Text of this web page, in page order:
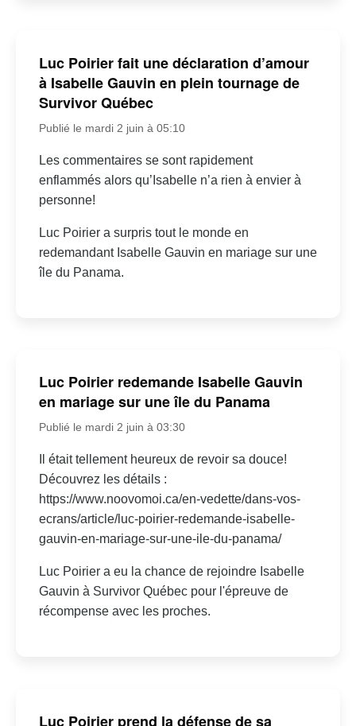
Luc Poirier fait une déclaration d’amour
à Isabelle Gauvin en plein tournage de
Survivor Québec
Publié le mardi 2 juin à 05:10
Les commentaires se sont rapidement
enflammés alors qu’Isabelle n’a rien à envier à
personne!
Luc Poirier a surpris tout le monde en
redemandant Isabelle Gauvin en mariage sur une
île du Panama.
Luc Poirier redemande Isabelle Gauvin
en mariage sur une île du Panama
Publié le mardi 2 juin à 03:30
Il était tellement heureux de revoir sa douce!
Découvrez les détails :
https://www.noovomoi.ca/en-vedette/dans-vos-
ecrans/article/luc-poirier-redemande-isabelle-
gauvin-en-mariage-sur-une-ile-du-panama/
Luc Poirier a eu la chance de rejoindre Isabelle
Gauvin à Survivor Québec pour l'épreuve de
récompense avec les proches.
Luc Poirier prend la défense de sa